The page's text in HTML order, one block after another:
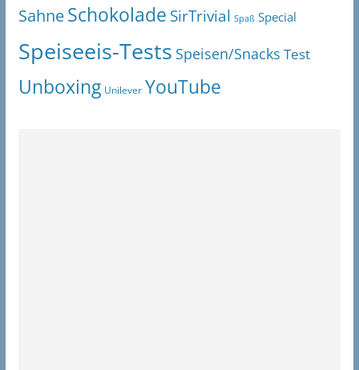
SahneSchokolade SirTrivial Spaß Special
Speiseeis-Tests Speisen/Snacks Test
Unboxing Unilever YouTube